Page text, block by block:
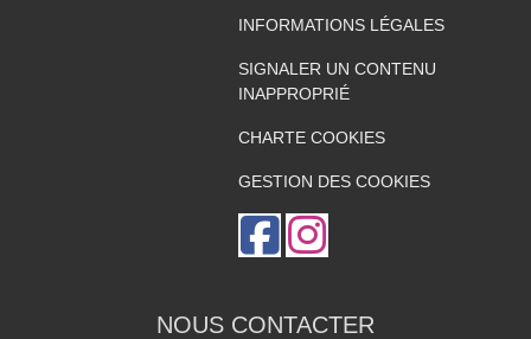
INFORMATIONS LÉGALES
SIGNALER UN CONTENU
INAPPROPRIÉ
CHARTE COOKIES
GESTION DES COOKIES
NOUS CONTACTER